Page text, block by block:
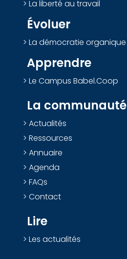
La liberté au travail
Évoluer
La démocratie organique
Apprendre
Le Campus Babel.Coop
La communauté
Actualités
Ressources
Annuaire
Agenda
FAQs
Contact
Lire
Les actualités